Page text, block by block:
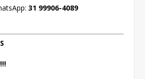
31 99906-4089